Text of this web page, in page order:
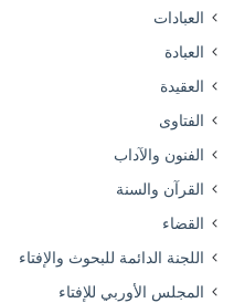
العبادات
العبادة
العقيدة
الفتاوى
الفنون والآداب
القرآن والسنة
القضاء
اللجنة الدائمة للبحوث والإفتاء
المجلس الأوربي للإفتاء